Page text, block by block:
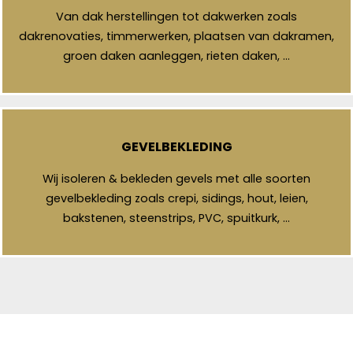
Van dak herstellingen tot dakwerken zoals
dakrenovaties, timmerwerken, plaatsen van dakramen,
groen daken aanleggen, rieten daken, …
GEVELBEKLEDING
Wij isoleren & bekleden gevels met alle soorten
gevelbekleding zoals crepi, sidings, hout, leien,
bakstenen, steenstrips, PVC, spuitkurk, …